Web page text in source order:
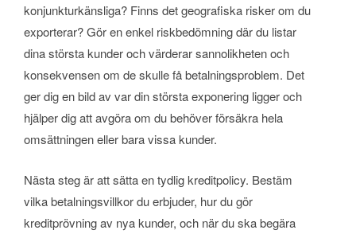
konjunkturkänsliga? Finns det geografiska risker om du
exporterar? Gör en enkel riskbedömning där du listar
dina största kunder och värderar sannolikheten och
konsekvensen om de skulle få betalningsproblem. Det
ger dig en bild av var din största exponering ligger och
hjälper dig att avgöra om du behöver försäkra hela
omsättningen eller bara vissa kunder.
Nästa steg är att sätta en tydlig kreditpolicy. Bestäm
vilka betalningsvillkor du erbjuder, hur du gör
kreditprövning av nya kunder, och när du ska begära